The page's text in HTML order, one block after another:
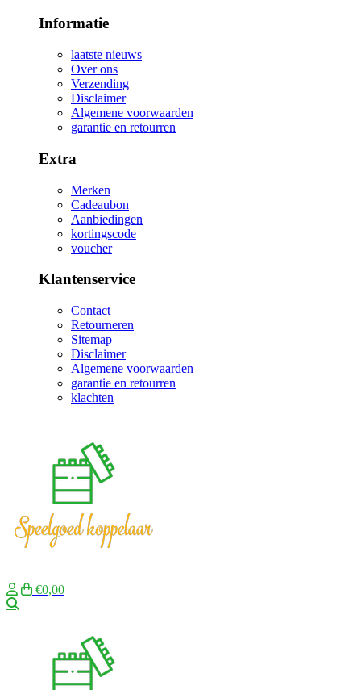
Informatie
laatste nieuws
Over ons
Verzending
Disclaimer
Algemene voorwaarden
garantie en retourren
Extra
Merken
Cadeaubon
Aanbiedingen
kortingscode
voucher
Klantenservice
Contact
Retourneren
Sitemap
Disclaimer
Algemene voorwaarden
garantie en retourren
klachten
€0,00